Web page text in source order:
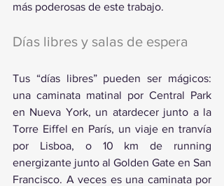
más poderosas de este trabajo.
Días libres y salas de espera
Tus “días libres” pueden ser mágicos:
una caminata matinal por Central Park
en Nueva York, un atardecer junto a la
Torre Eiffel en París, un viaje en tranvía
por Lisboa, o 10 km de running
energizante junto al Golden Gate en San
Francisco. A veces es una caminata por